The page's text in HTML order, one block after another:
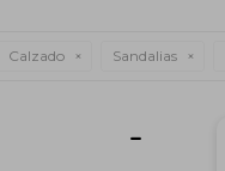
Calzado Sandalias